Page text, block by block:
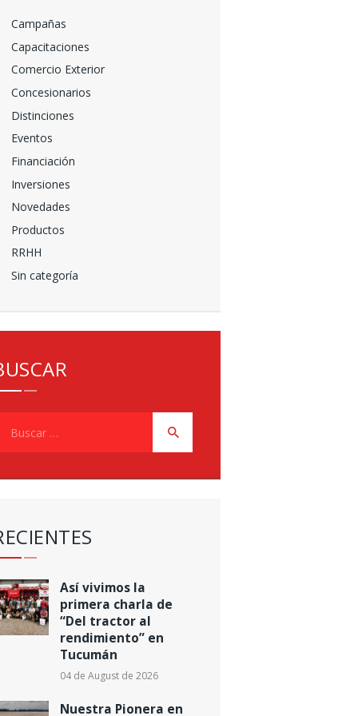
Campañas
Capacitaciones
Comercio Exterior
Concesionarios
Distinciones
Eventos
Financiación
Inversiones
Novedades
Productos
RRHH
Sin categoría
Así vivimos la
primera charla de
“Del tractor al
rendimiento” en
Tucumán
04 de August de 2026
Nuestra Pionera en